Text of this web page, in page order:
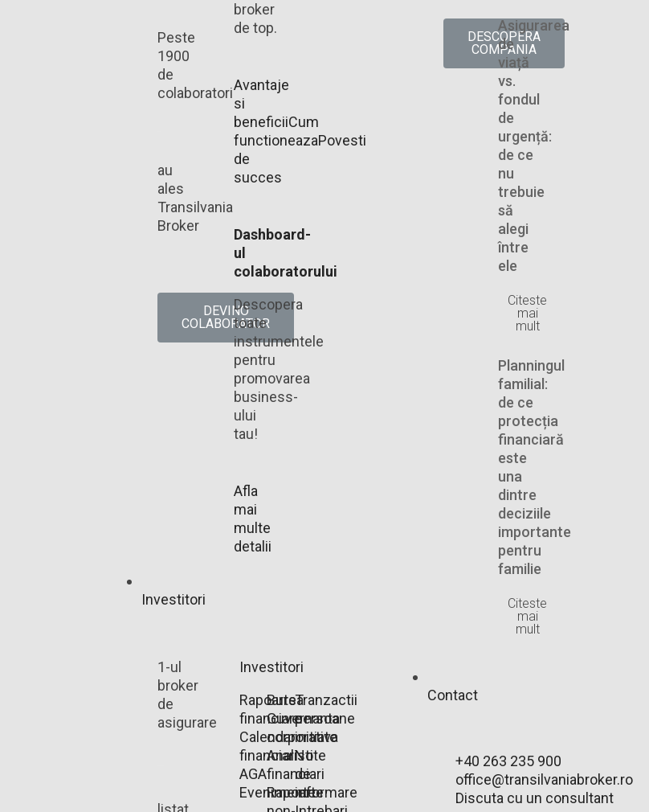
Peste
1900
de
colaboratori
au
ales
Transilvania
Broker​
DEVINO
COLABORATOR
broker
de top.
Avantaje
si
beneficiiCum
functioneazaPovesti
de
succes
Dashboard-
ul
colaboratorului
Descopera
toate
instrumentele
pentru
promovarea
business-
ului
tau!
Afla
mai
multe
detalii
Investitori
1-ul
broker
de
asigurare
Investitori
Rapoarte
financiare
Calendar
financiar
AGA
Evenimente
Bursa
Guvernanta
corporativa
Analisti
financiari
Rapoarte
Tranzactii
persoane
initiate
Note
de
informare
DESCOPERA
COMPANIA
Asigurarea
de
viață
vs.
fondul
de
urgență:
de ce
nu
trebuie
să
alegi
între
ele
Citeste
mai
mult
Planningul
familial:
de ce
protecția
financiară
este
una
dintre
deciziile
importante
pentru
familie
Citeste
mai
mult
Contact
+40 263 235 900
office@transilvaniabroker.ro
Discuta cu un consultant